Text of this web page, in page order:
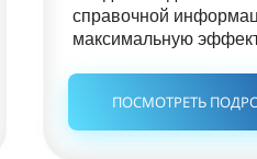
справочной
максимальную
ПОСМОТРЕТЬ